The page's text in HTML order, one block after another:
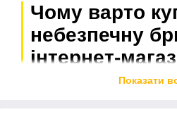
Чому варто
небезпечну
інтернет-
Trading LtdПоказати